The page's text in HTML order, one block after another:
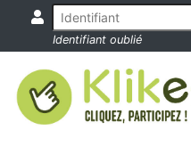
Identifiant oublié